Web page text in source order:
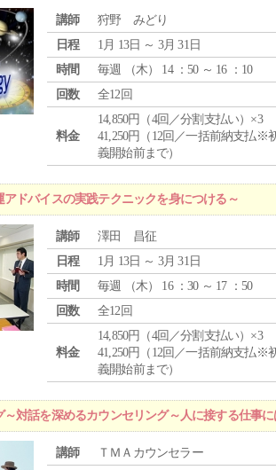
講師
狩野 みどり
日程
1月 13日 ～ 3月 31日
時間
毎週 （木） 14 ：50 ～ 16 ：10
回数
全12回
料金
14,850円（4回／分割支払い）×3
41,250円（12回／一括前納支払※
義開始前まで）
ドバイスの実践テクニックを身につける～
講師
澤田 昌征
日程
1月 13日 ～ 3月 31日
時間
毎週 （木） 16 ：30 ～ 17 ：50
回数
全12回
料金
14,850円（4回／分割支払い）×3
41,250円（12回／一括前納支払※
義開始前まで）
対話を深めるカウンセリング～人に接する仕事
講師 ＴＭＡカウンセラー